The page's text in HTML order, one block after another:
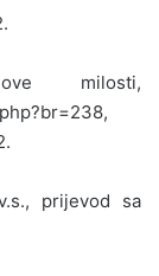
milosti,
prijevod sa